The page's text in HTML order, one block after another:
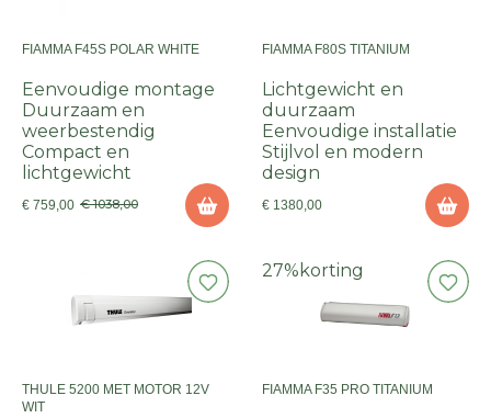
FIAMMA F45S POLAR WHITE
Eenvoudige montage
Duurzaam en
weerbestendig
Compact en
lichtgewicht
€ 759,00 € 1038,00
FIAMMA F80S TITANIUM
Lichtgewicht en
duurzaam
Eenvoudige installatie
Stijlvol en modern
design
€ 1380,00
THULE 5200 MET MOTOR 12V
WIT
27% korting
FIAMMA F35 PRO TITANIUM